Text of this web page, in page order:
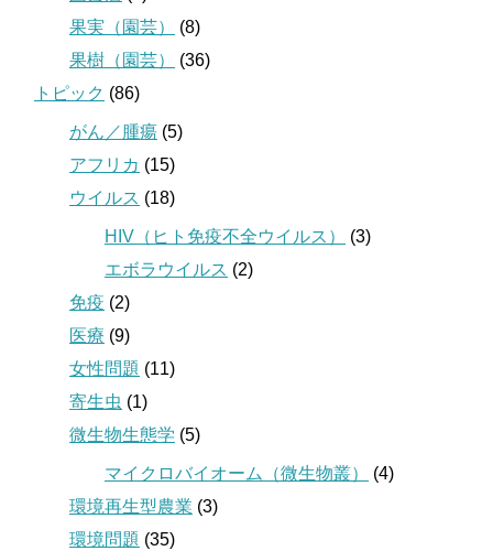
果実（園芸）
(8)
果樹（園芸）
(36)
トピック (86)
がん／腫瘍 (5)
アフリカ (15)
ウイルス (18)
HIV（ヒト免疫不全ウイルス）
(3)
エボラウイルス (2)
免疫 (2)
医療 (9)
女性問題 (11)
寄生虫 (1)
微生物生態学 (5)
マイクロバイオーム（微生物叢）
(4)
環境再生型農業 (3)
環境問題 (35)